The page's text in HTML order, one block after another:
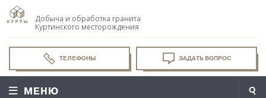
Добыча и обработка гранита
Куртинского месторождения
ТЕЛЕФОНЫ ЗАДАТЬ ВОПРОС
МЕНЮ